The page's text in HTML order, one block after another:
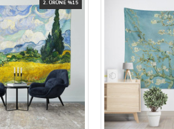
2. ÜRÜNE %15